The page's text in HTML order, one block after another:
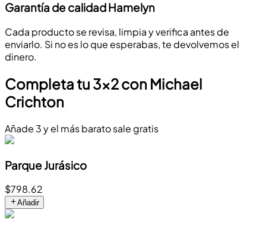
Garantía de calidad Hamelyn
Cada producto se revisa, limpia y verifica antes de
enviarlo. Si no es lo que esperabas, te devolvemos el
dinero.
Completa tu 3x2 con Michael
Crichton
Añade 3 y el más barato sale gratis
Parque Jurásico
$798.62
Añadir